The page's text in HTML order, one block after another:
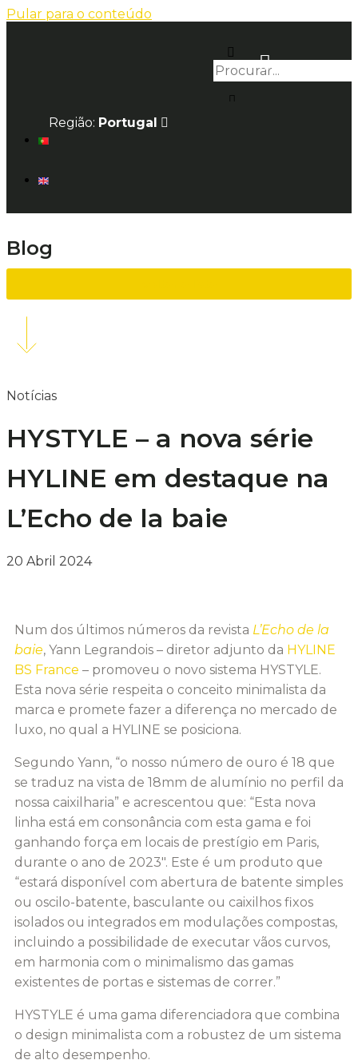
Pular para o conteúdo
Região: Portugal
Blog
Notícias
HYSTYLE – a nova série
HYLINE em destaque na
L’Echo de la baie
20 Abril 2024
Num dos últimos números da revista L’Echo de la
baie, Yann Legrandois – diretor adjunto da HYLINE
BS France – promoveu o novo sistema HYSTYLE.
Esta nova série respeita o conceito minimalista da
marca e promete fazer a diferença no mercado de
luxo, no qual a HYLINE se posiciona.
Segundo Yann, “o nosso número de ouro é 18 que
se traduz na vista de 18mm de alumínio no perfil da
nossa caixilharia” e acrescentou que: “Esta nova
linha está em consonância com esta gama e foi
ganhando força em locais de prestígio em Paris,
durante o ano de 2023″. Este é um produto que
“estará disponível com abertura de batente simples
ou oscilo-batente, basculante ou caixilhos fixos
isolados ou integrados em modulações compostas,
incluindo a possibilidade de executar vãos curvos,
em harmonia com o minimalismo das gamas
existentes de portas e sistemas de correr.”
HYSTYLE é uma gama diferenciadora que combina
o design minimalista com a robustez de um sistema
de alto desempenho.